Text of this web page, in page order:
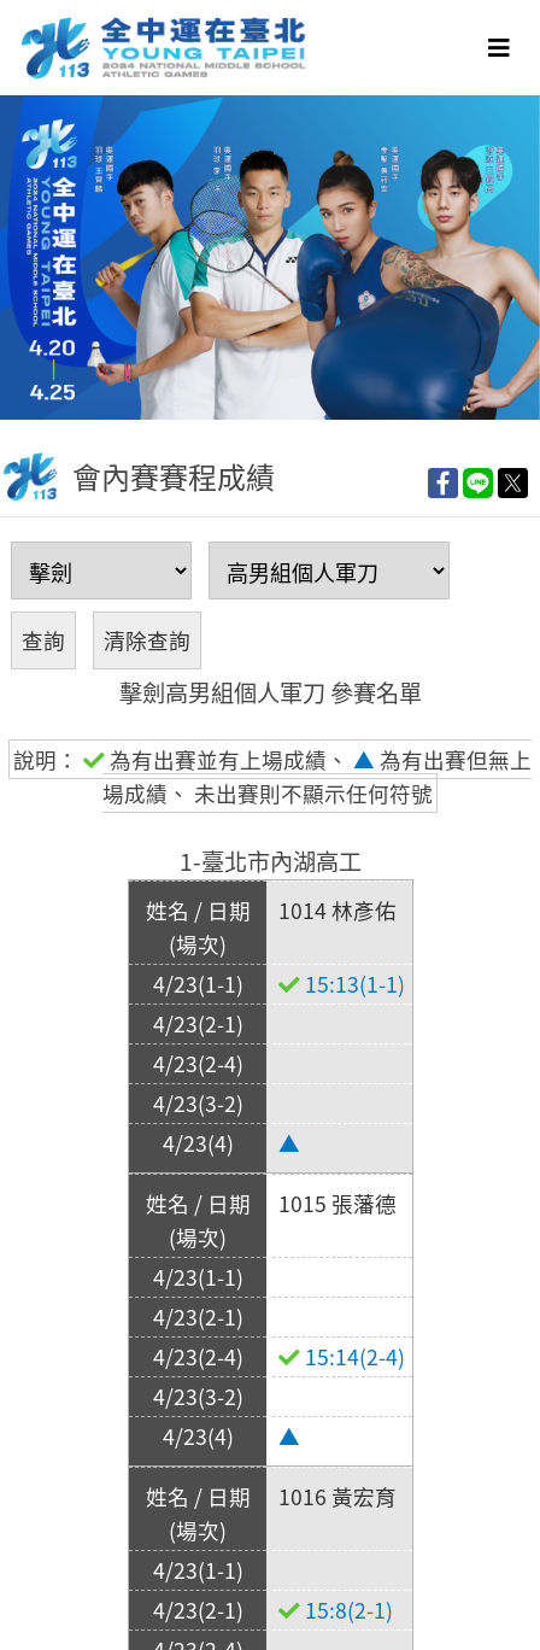
會內賽賽程成績
擊劍高男組個人軍刀 參賽名單
說明： 為有出賽並有上場成績、 ▲ 為有出賽但無上
場成績、 未出賽則不顯示任何符號
1-臺北市內湖高工
1014 林彥佑
15:13(1-1)
▲
1015 張藩德
15:14(2-4)
▲
1016 黃宏育
15:8(2-1)